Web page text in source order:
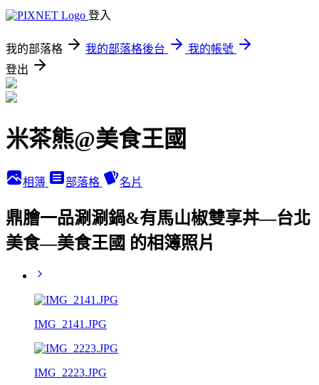
登入
我的部落格 我的部落格後台
我的帳號
登出
米茶熊@美食王國
相簿 部落格 名片
鼎膾一品涮涮鍋&有馬山椒雙享丼—台北
美食—美食王國 的相簿照片
IMG_2141.JPG
IMG_2223.JPG